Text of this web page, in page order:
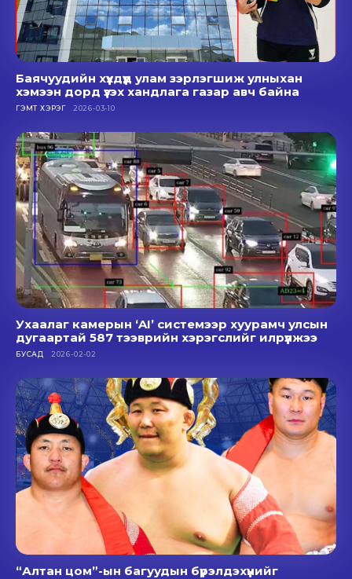
Баячуудийн хүүхдүүд улам зэрлэгшиж улныхан
хэмээн дорд үзэх хандлага газар авч байна
ГЭМТ ХЭРЭГ 2026-03-10
Ухаалаг камерын ‘AI’ системээр хуурамч улсын
дугаартай 587 тээврийн хэрэгслийг илрүүлжээ
БУСАД 2026-02-02
“Алтан цом”-ын багуудын бүрэлдэхүүнийг